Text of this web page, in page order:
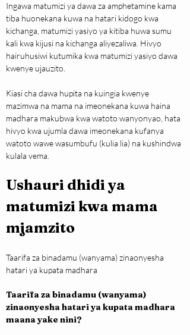
Ingawa matumizi ya dawa za amphetamine kama
tiba huonekana kuwa na hatari kidogo kwa
kichanga, matumizi yasiyo ya kitiba huwa sumu
kali kwa kijusi na kichanga aliyezaliwa. Hivyo
hairuhusiwi kutumika kwa matumizi yasiyo dawa
kwenye ujauzito.
Kiasi cha dawa hupita na kuingia kwenye
mazimwa na mama na imeonekana kuwa haina
madhara makubwa kwa watoto wanyonyao, hata
hivyo kwa ujumla dawa imeonekana kufanya
watoto wawe wasumbufu (kulia lia) na kushindwa
kulala vema.
Ushauri dhidi ya
matumizi kwa mama
mjamzito
Taarifa za binadamu (wanyama) zinaonyesha
hatari ya kupata madhara
Taarifa za binadamu (wanyama)
zinaonyesha hatari ya kupata madhara
maana yake nini?